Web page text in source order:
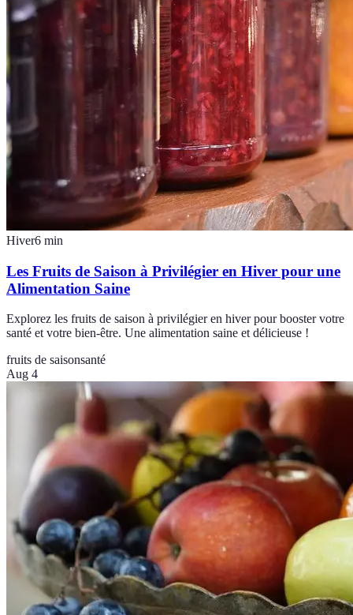
Hiver6 min
Les Fruits de Saison à Privilégier en Hiver pour une
Alimentation Saine
Explorez les fruits de saison à privilégier en hiver pour booster votre
santé et votre bien-être. Une alimentation saine et délicieuse !
fruits de saisonsanté
Aug 4